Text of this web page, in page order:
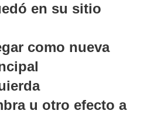
en su sitio
como nueva
u otro efecto a